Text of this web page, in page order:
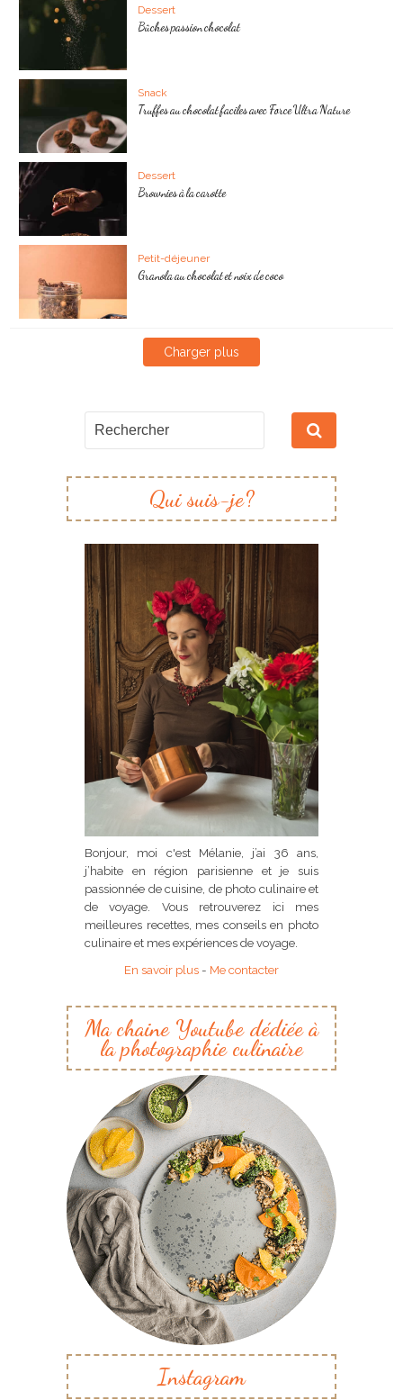
Dessert
Bûches passion chocolat
Snack
Truffes au chocolat faciles avec Force Ultra Nature
Dessert
Brownies à la carotte
Petit-déjeuner
Granola au chocolat et noix de coco
Charger plus
Qui suis-je?
Bonjour, moi c'est Mélanie, j’ai 36 ans,
j’habite en région parisienne et je suis
passionnée de cuisine, de photo culinaire et
de voyage. Vous retrouverez ici mes
meilleures recettes, mes conseils en photo
culinaire et mes expériences de voyage.
En savoir plus - Me contacter
Ma chaine Youtube dédiée à
la photographie culinaire
Instagram